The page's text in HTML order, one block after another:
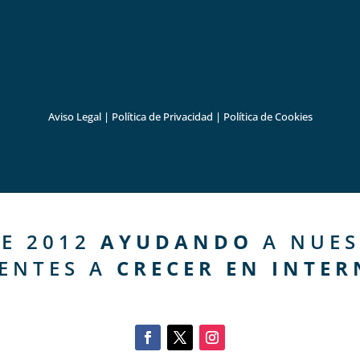
Aviso Legal| Política de Privacidad | Política de Cookies
2012 AYUDANDO A
A CRECER EN